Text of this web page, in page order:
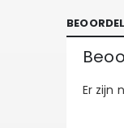
Er zijn